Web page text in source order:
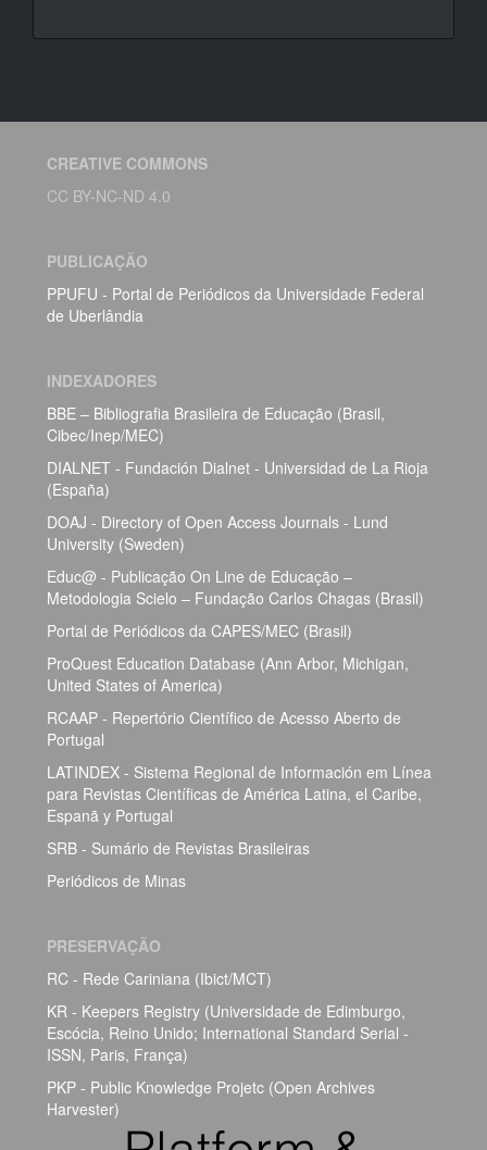
CREATIVE COMMONS
CC BY-NC-ND 4.0
PUBLICAÇÃO
PPUFU - Portal de Periódicos da Universidade Federal
de Uberlândia
INDEXADORES
BBE – Bibliografia Brasileira de Educação (Brasil,
Cibec/Inep/MEC)
DIALNET - Fundación Dialnet - Universidad de La Rioja
(España)
DOAJ - Directory of Open Access Journals - Lund
University (Sweden)
Educ@ - Publicação On Line de Educação –
Metodologia Scielo – Fundação Carlos Chagas (Brasil)
Portal de Periódicos da CAPES/MEC (Brasil)
ProQuest Education Database (Ann Arbor, Michigan,
United States of America)
RCAAP - Repertório Científico de Acesso Aberto de
Portugal
LATINDEX - Sistema Regional de Información em Línea
para Revistas Científicas de América Latina, el Caribe,
Espanã y Portugal
SRB - Sumário de Revistas Brasileiras
Periódicos de Minas
PRESERVAÇÃO
RC - Rede Cariniana (Ibict/MCT)
KR - Keepers Registry (Universidade de Edimburgo,
Escócia, Reino Unido; International Standard Serial -
ISSN, Paris, França)
PKP - Public Knowledge Projetc (Open Archives
Harvester)